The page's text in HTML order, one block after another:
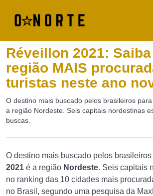
Réveillon 2021:
região MAIS
turistas neste ano
O destino mais buscado pelos brasileiros
a região Nordeste. Seis capitais nordestinas
buscas.
O destino mais buscado pelos brasileiros
2021 é a região Nordeste. Seis capitais
no ranking das 10 cidades mais
no Brasil, segundo uma pesquisa da